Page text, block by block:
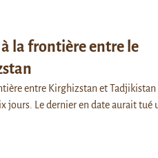
la frontière entre le
entre Kirghizstan et Tadjikistan
jours. Le dernier en date aurait tué